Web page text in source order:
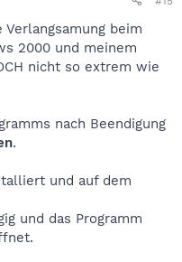
beim
2000 und meinem
nicht so extrem wie
nach Beendigung
.
und auf dem
und das Programm